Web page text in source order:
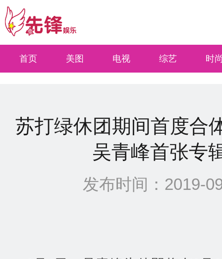
首页 美图 电视 综艺 时
苏打绿休团期间首度合
吴青峰首张专
发布时间：2019-